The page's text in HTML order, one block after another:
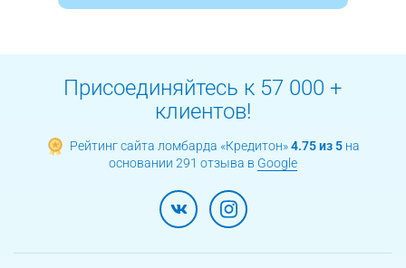
Присоединяйтесь к 57 000 +
клиентов!
Рейтинг сайта ломбарда «Кредитон»4.75 из 5 на
основании 291 отзыва в Google